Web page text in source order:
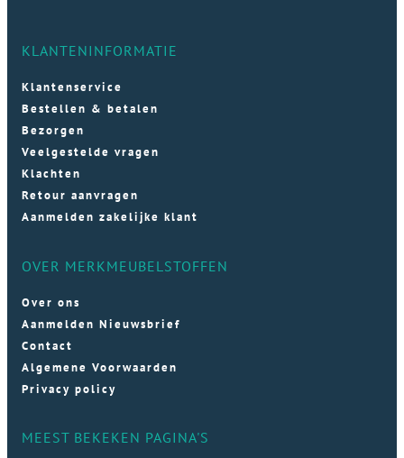
KLANTENINFORMATIE
Klantenservice
Bestellen & betalen
Bezorgen
Veelgestelde vragen
Klachten
Retour aanvragen
Aanmelden zakelijke klant
OVER MERKMEUBELSTOFFEN
Over ons
Aanmelden Nieuwsbrief
Contact
Algemene Voorwaarden
Privacy policy
MEEST BEKEKEN PAGINA'S